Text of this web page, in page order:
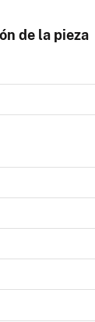
de la pieza